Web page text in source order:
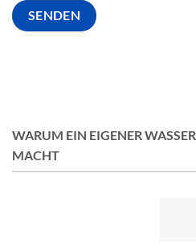
WARUM EIN EIGENER
MACHT